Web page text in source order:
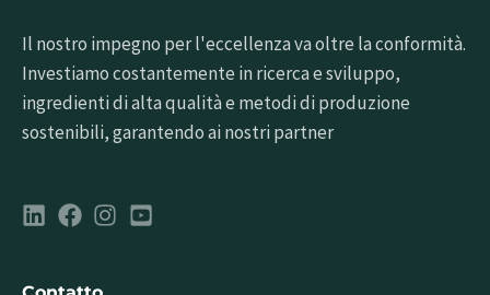
Il nostro impegno per l'eccellenza va oltre la conformità.
Investiamo costantemente in ricerca e sviluppo,
ingredienti di alta qualità e metodi di produzione
sostenibili, garantendo ai nostri partner